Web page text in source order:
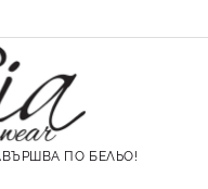
ПО БЕЛЬО!